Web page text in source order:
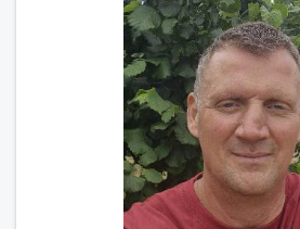
autant être trop locace. Je suis
avec très peu de défauts. Je suis
bienveillant, empathique,
respectueux, doux de caractère
laisse « glisser » beaucoup de
m’éprenez pas Mesdames, si
j’aime me trahit une fois, il n’y
chance et je l’effacerai à « vitam
Néanmoins, je suis un tout petit
qu’impatient. J’essaye de faire